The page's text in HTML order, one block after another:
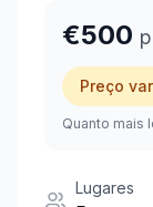
€500
Preço
Quanto mais
Lugares